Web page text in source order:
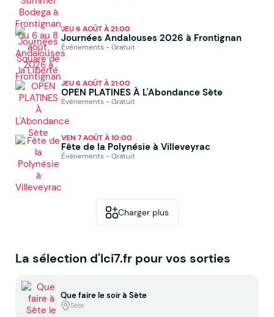
JEU 6 AOÛT À 21:00
Journées Andalouses 2026 à Frontignan
Événements - Gratuit
JEU 6 AOÛT À 21:00
OPEN PLATINES À L'Abondance Sète
Événements - Gratuit
VEN 7 AOÛT À 10:00
Fête de la Polynésie à Villeveyrac
Événements - Gratuit
Charger plus
La sélection d'Ici7.fr pour vos sorties
Que faire le soir à Sète
Sète